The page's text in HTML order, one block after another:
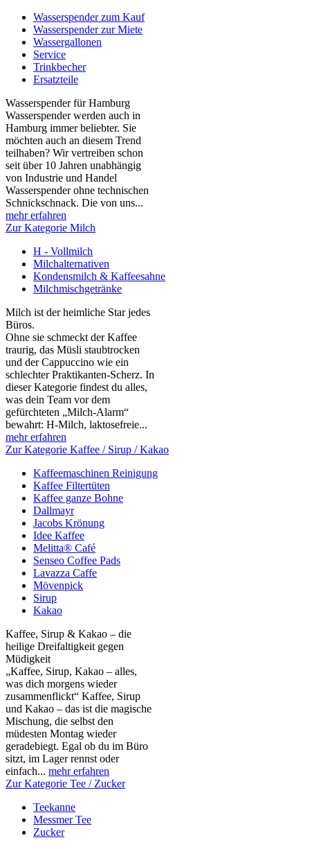
Wasserspender zum Kauf
Wasserspender zur Miete
Wassergallonen
Service
Trinkbecher
Ersatzteile
Wasserspender für Hamburg
Wasserspender werden auch in
Hamburg immer beliebter. Sie
möchten auch an diesem Trend
teilhaben? Wir vertreiben schon
seit über 10 Jahren unabhängig
von Industrie und Handel
Wasserspender ohne technischen
Schnickschnack. Die von uns...
mehr erfahren
Zur Kategorie Milch
H - Vollmilch
Milchalternativen
Kondensmilch & Kaffeesahne
Milchmischgetränke
Milch ist der heimliche Star jedes
Büros.
Ohne sie schmeckt der Kaffee
traurig, das Müsli staubtrocken
und der Cappuccino wie ein
schlechter Praktikanten‑Scherz. In
dieser Kategorie findest du alles,
was dein Team vor dem
gefürchteten „Milch‑Alarm“
bewahrt: H‑Milch, laktosefreie...
mehr erfahren
Zur Kategorie Kaffee / Sirup / Kakao
Kaffeemaschinen Reinigung
Kaffee Filtertüten
Kaffee ganze Bohne
Dallmayr
Jacobs Krönung
Idee Kaffee
Melitta® Café
Senseo Coffee Pads
Lavazza Caffe
Mövenpick
Sirup
Kakao
Kaffee, Sirup & Kakao – die
heilige Dreifaltigkeit gegen
Müdigkeit
„Kaffee, Sirup, Kakao – alles,
was dich morgens wieder
zusammenflickt“ Kaffee, Sirup
und Kakao – das ist die magische
Mischung, die selbst den
müdesten Montag wieder
geradebiegt. Egal ob du im Büro
sitzt, im Lager rennst oder
einfach... mehr erfahren
Zur Kategorie Tee / Zucker
Teekanne
Messmer Tee
Zucker